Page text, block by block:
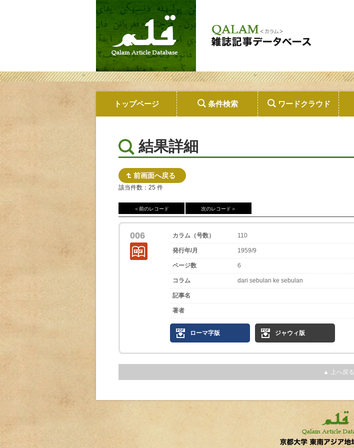
トップページ 条件検索 ワードクラウド
結果詳細
前画面へ戻る
該当件数：25 件
＜前のレコード 次のレコード＞
006 カラム（号数） 110
発行年/月 1959/9
ページ数 6
コラム dari sebulan ke sebulan
記事名
著者
ローマ字版 ジャウィ版
▲ 上へ戻る